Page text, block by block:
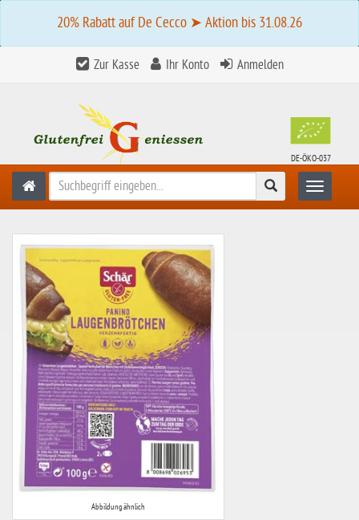
20% Rabatt auf De Cecco ➤ Aktion bis 31.08.26
Zur Kasse Ihr Konto Anmelden
DE-ÖKO-037
Suchen Toggle
Abbildung ähnlich